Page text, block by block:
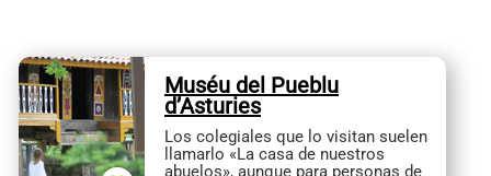
Muséu del Pueblu
d’Asturies
Los colegiales que lo visitan suelen
llamarlo «La casa de nuestros
abuelos», aunque para personas de